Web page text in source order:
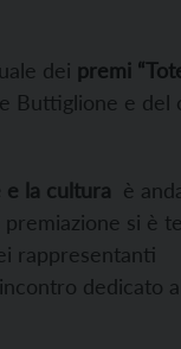
dei premi
Buttiglione e del
e la cultura è
si è
rappresentanti
dedicato